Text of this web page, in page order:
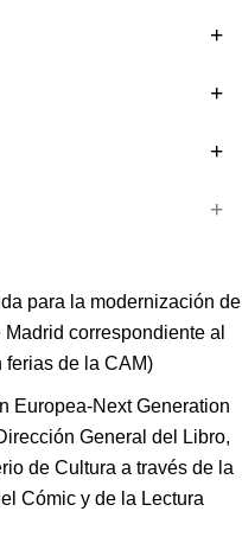
para la modernización de
correspondiente al
ferias de la CAM)
Europea-Next Generation
General del Libro,
de Cultura a través de la
Cómic y de la Lectura